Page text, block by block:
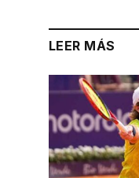
LEER MÁS